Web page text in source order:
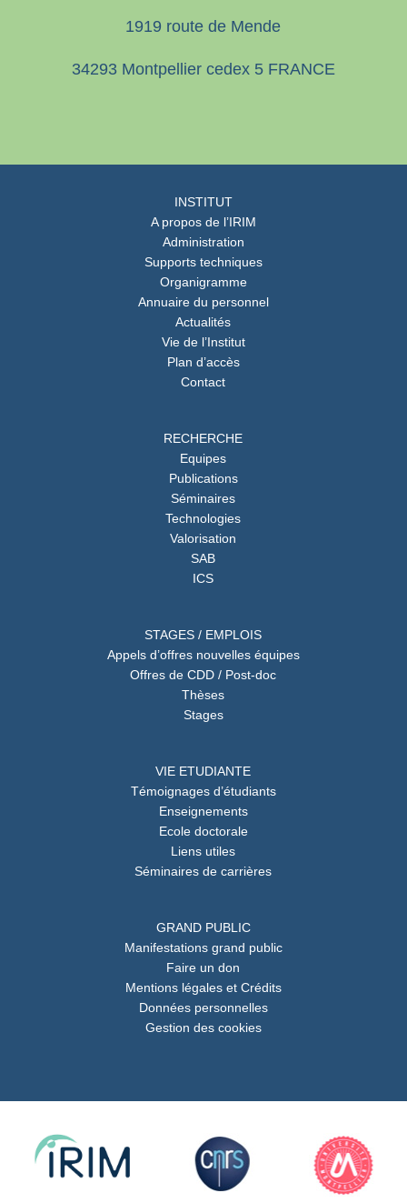
1919 route de Mende
34293 Montpellier cedex 5 FRANCE
INSTITUT
A propos de l’IRIM
Administration
Supports techniques
Organigramme
Annuaire du personnel
Actualités
Vie de l’Institut
Plan d’accès
Contact
RECHERCHE
Equipes
Publications
Séminaires
Technologies
Valorisation
SAB
ICS
STAGES / EMPLOIS
Appels d’offres nouvelles équipes
Offres de CDD / Post-doc
Thèses
Stages
VIE ETUDIANTE
Témoignages d’étudiants
Enseignements
Ecole doctorale
Liens utiles
Séminaires de carrières
GRAND PUBLIC
Manifestations grand public
Faire un don
Mentions légales et Crédits
Données personnelles
Gestion des cookies